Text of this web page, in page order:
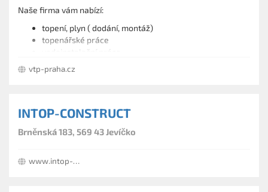
Naše firma vám nabízí:
topení, plyn ( dodání, montáž)
topenářské práce
plynoinstalační práce
energetika, topení (plyn)
vtp-praha.cz
INTOP-CONSTRUCT
Brněnská 183, 569 43 Jevíčko
www.intop-construct.cz